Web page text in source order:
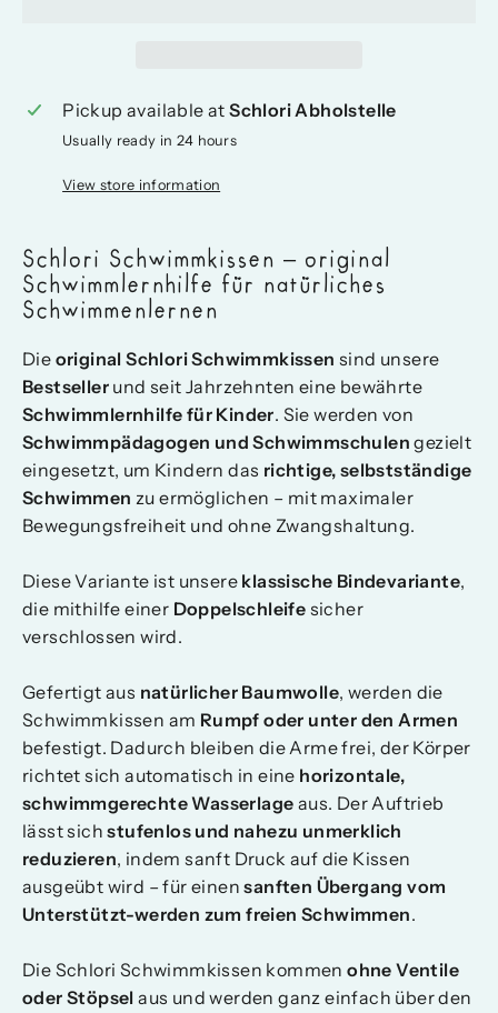
Pickup available atSchlori Abholstelle
Usually ready in 24 hours
View store information
Schlori Schwimmkissen – original
Schwimmlernhilfe für natürliches
Schwimmenlernen
Die original Schlori Schwimmkissen sind unsere
Bestseller und seit Jahrzehnten eine bewährte
Schwimmlernhilfe für Kinder. Sie werden von
Schwimmpädagogen und Schwimmschulen gezielt
eingesetzt, um Kindern das richtige, selbstständige
Schwimmen zu ermöglichen – mit maximaler
Bewegungsfreiheit und ohne Zwangshaltung.
Diese Variante ist unsere klassische Bindevariante,
die mithilfe einer Doppelschleife sicher
verschlossen wird.
Gefertigt aus natürlicher Baumwolle, werden die
Schwimmkissen am Rumpf oder unter den Armen
befestigt. Dadurch bleiben die Arme frei, der Körper
richtet sich automatisch in eine horizontale,
schwimmgerechte Wasserlage aus. Der Auftrieb
lässt sichstufenlos und nahezu unmerklich
reduzieren, indem sanft Druck auf die Kissen
ausgeübt wird – für einensanften Übergang vom
Unterstützt-werden zum freien Schwimmen.
Die Schlori Schwimmkissen kommenohne Ventile
oder Stöpsel aus und werden ganz einfach über den